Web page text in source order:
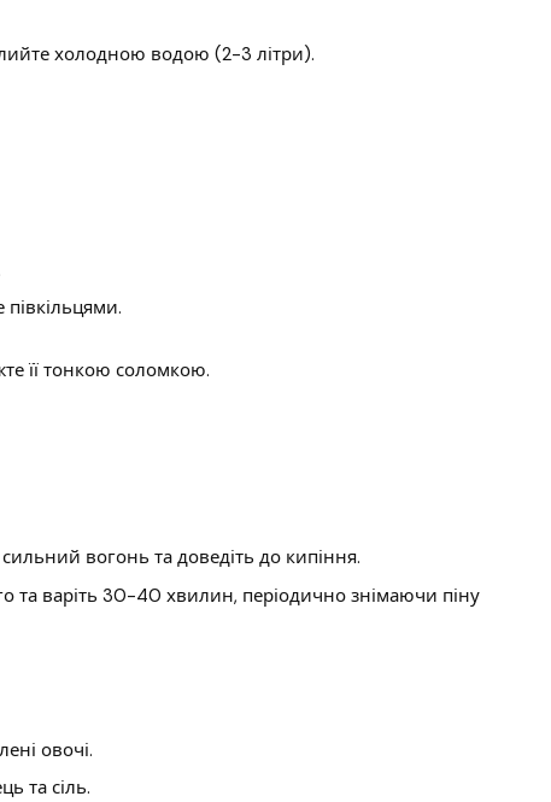
холодною водою (2-3 літри).
її тонкою соломкою.
вогонь та доведіть до кипіння.
та варіть 30-40 хвилин, періодично знімаючи піну
овочі.
та сіль.